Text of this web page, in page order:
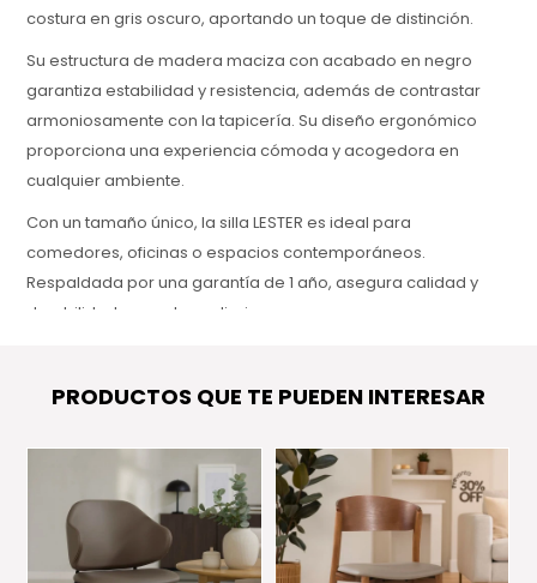
costura en gris oscuro, aportando un toque de distinción.
Su estructura de madera maciza con acabado en negro
garantiza estabilidad y resistencia, además de contrastar
armoniosamente con la tapicería. Su diseño ergonómico
proporciona una experiencia cómoda y acogedora en
cualquier ambiente.
Con un tamaño único, la silla LESTER es ideal para
comedores, oficinas o espacios contemporáneos.
Respaldada por una garantía de 1 año, asegura calidad y
durabilidad para el uso diario.
PRODUCTOS QUE TE PUEDEN INTERESAR